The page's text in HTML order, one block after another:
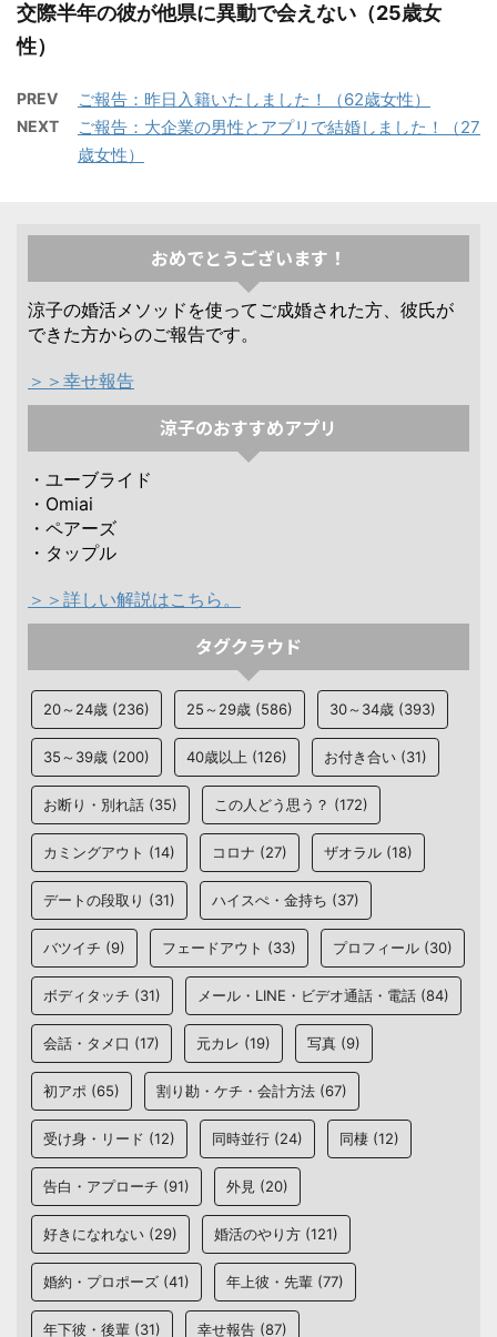
交際半年の彼が他県に異動で会えない（25歳女
性）
PREV ご報告：昨日入籍いたしました！（62歳女性）
NEXT
ご報告：大企業の男性とアプリで結婚しました！（27
歳女性）
おめでとうございます！
涼子の婚活メソッドを使ってご成婚された方、彼氏が
できた方からのご報告です。
＞＞幸せ報告
涼子のおすすめアプリ
・ユーブライド
・Omiai
・ペアーズ
・タップル
＞＞詳しい解説はこちら。
タグクラウド
20～24歳 (236) 25～29歳 (586) 30～34歳 (393)
35～39歳 (200) 40歳以上 (126) お付き合い (31)
お断り・別れ話 (35) この人どう思う？ (172)
カミングアウト (14) コロナ (27) ザオラル (18)
デートの段取り (31) ハイスぺ・金持ち (37)
バツイチ (9) フェードアウト (33) プロフィール (30)
ボディタッチ (31) メール・LINE・ビデオ通話・電話 (84)
会話・タメ口 (17) 元カレ (19) 写真 (9)
初アポ (65) 割り勘・ケチ・会計方法 (67)
受け身・リード (12) 同時並行 (24) 同棲 (12)
告白・アプローチ (91) 外見 (20)
好きになれない (29) 婚活のやり方 (121)
婚約・プロポーズ (41) 年上彼・先輩 (77)
年下彼・後輩 (31) 幸せ報告 (87)